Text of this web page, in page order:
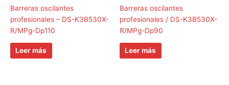
Barreras oscilantes
profesionales – DS-K3B530X-
R/MPg-Dp110
Leer más
Barreras oscilantes
profesionales / DS-K3B530X-
R/MPg-Dp90
Leer más